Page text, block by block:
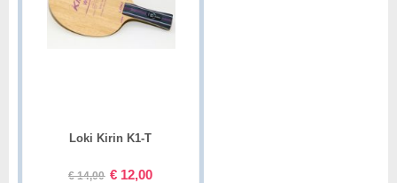
Loki Kirin K1-T
€14,00 € 12,00